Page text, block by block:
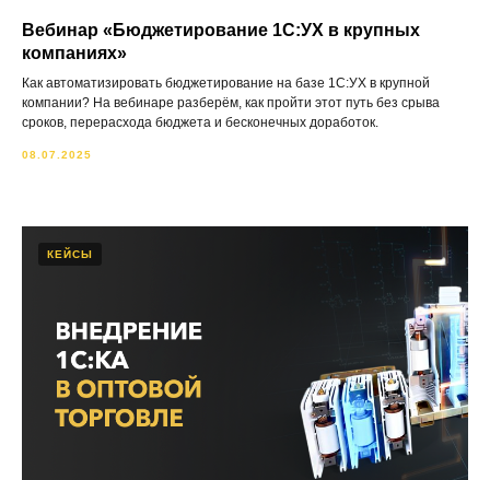
Вебинар «Бюджетирование 1С:УХ в крупных
компаниях»
Как автоматизировать бюджетирование на базе 1С:УХ в крупной
компании? На вебинаре разберём, как пройти этот путь без срыва
сроков, перерасхода бюджета и бесконечных доработок.
08.07.2025
КЕЙСЫ